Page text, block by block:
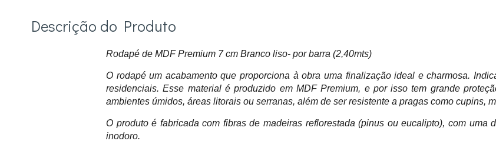
Descrição do Produto
Rodapé de MDF Premium 7 cm Branco liso- por barra (2,40mts)
O rodapé um acabamento que proporciona à obra uma finalização ideal e charmosa.
residenciais. Esse material é produzido em MDF Premium, e por isso tem grande
ambientes úmidos, áreas litorais ou serranas, além de ser resistente a pragas como cupins,
O produto é fabricada com fibras de madeiras reflorestada (pinus ou eucalipto), com uma
inodoro.